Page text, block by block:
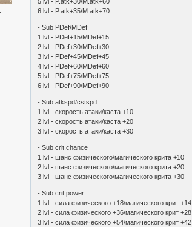
6 lvl - P.atk+35/M.atk+70
- Sub PDef/MDef
1 lvl - PDef+15/MDef+15
2 lvl - PDef+30/MDef+30
3 lvl - PDef+45/MDef+45
4 lvl - PDef+60/MDef+60
5 lvl - PDef+75/MDef+75
6 lvl - PDef+90/MDef+90
- Sub atkspd/cstspd
1 lvl - cкорость атаки/каста +10
2 lvl - cкорость атаки/каста +20
3 lvl - cкорость атаки/каста +30
- Sub crit.chance
1 lvl - шанс физического/магического крита +10
2 lvl - шанс физического/магического крита +20
3 lvl - шанс физического/магического крита +30
- Sub crit.power
1 lvl - сила физического +18/магического крит +14
2 lvl - сила физического +36/магического крит +28
3 lvl - сила физического +54/магического крит +42